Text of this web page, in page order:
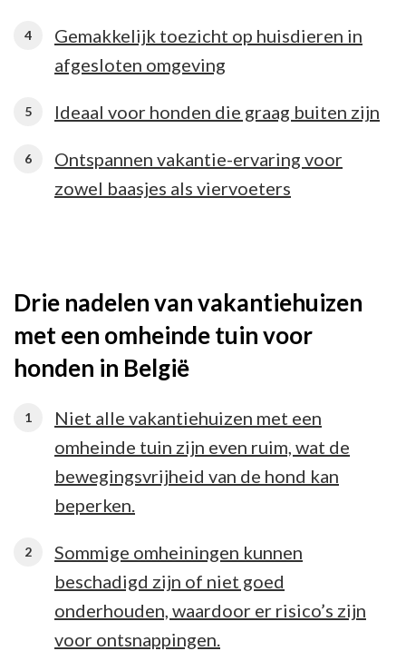
Gemakkelijk toezicht op huisdieren in
afgesloten omgeving
Ideaal voor honden die graag buiten zijn
Ontspannen vakantie-ervaring voor
zowel baasjes als viervoeters
Drie nadelen van vakantiehuizen
met een omheinde tuin voor
honden in België
Niet alle vakantiehuizen met een
omheinde tuin zijn even ruim, wat de
bewegingsvrijheid van de hond kan
beperken.
Sommige omheiningen kunnen
beschadigd zijn of niet goed
onderhouden, waardoor er risico’s zijn
voor ontsnappingen.